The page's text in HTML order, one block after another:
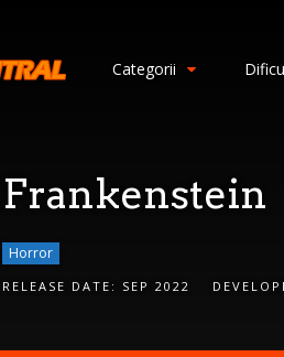
Categorii
Frankenstein
Horror
RELEASE DATE: SEP 2022